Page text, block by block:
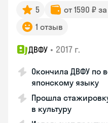
5 от 1590 ₽
1 отзыв
ДВФУ • 2017 г.
Окончила ДВФУ по
японскому языку
Прошла
в культуру